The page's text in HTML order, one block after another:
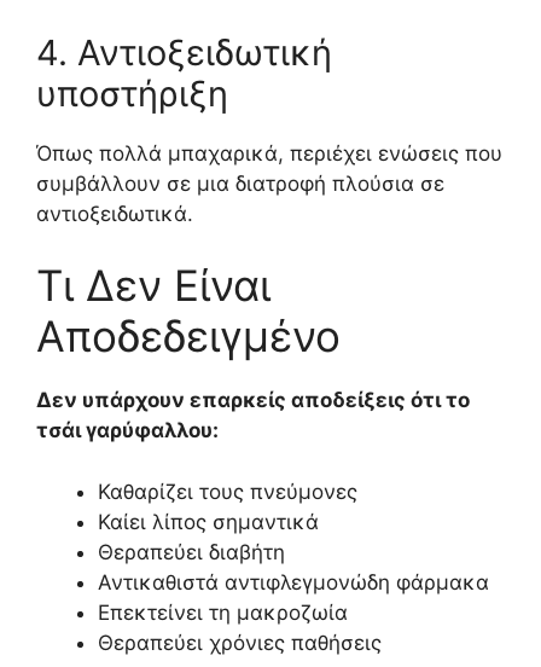
4. Αντιοξειδωτική
υποστήριξη
Όπως πολλά μπαχαρικά, περιέχει ενώσεις που
συμβάλλουν σε μια διατροφή πλούσια σε
αντιοξειδωτικά.
Τι Δεν Είναι
Αποδεδειγμένο
Δεν υπάρχουν επαρκείς αποδείξεις ότι το
τσάι γαρύφαλλου:
Καθαρίζει τους πνεύμονες
Καίει λίπος σημαντικά
Θεραπεύει διαβήτη
Αντικαθιστά αντιφλεγμονώδη φάρμακα
Επεκτείνει τη μακροζωία
Θεραπεύει χρόνιες παθήσεις